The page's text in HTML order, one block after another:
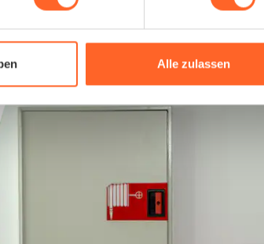
Alle zulassen